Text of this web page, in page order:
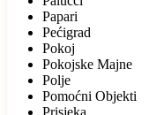
Papari
Pećigrad
Pokoj
Pokojske Majne
Polje
Pomoćni Objekti
Prisjeka